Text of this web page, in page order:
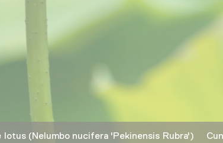
(Nelumbo nucifera 'Pekinensis Rubra')